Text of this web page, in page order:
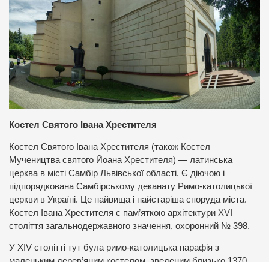
Костел Святого Івана Хрестителя
Костел Святого Івана Хрестителя (також Костел
Мучеництва святого Йоана Хрестителя) — латинська
церква в місті Самбір Львівської області. Є діючою і
підпорядкована Самбірському деканату Римо-католицької
церкви в Україні. Це найвища і найстаріша споруда міста.
Костел Івана Хрестителя є пам’яткою архітектури XVI
століття загальнодержавного значення, охоронний № 398.
У XIV столітті тут була римо-католицька парафія з